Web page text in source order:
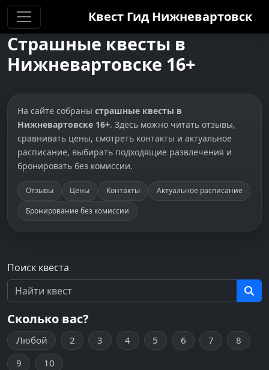
Квест Гид Нижневартовск
Страшные квесты в
Нижневартовске 16+
На сайте собраны страшные квесты в
Нижневартовске 16+. Здесь можно читать отзывы,
сравнивать цены, смотреть контакты и актуальное
расписание, выбирать подходящие развлечения и
бронировать без комиссии.
Отзывы Цены Контакты
Актуальное расписание
Бронирование без комиссии
Поиск квеста
Сколько вас?
Любой 2 3 4 5 6 7
8
9
10